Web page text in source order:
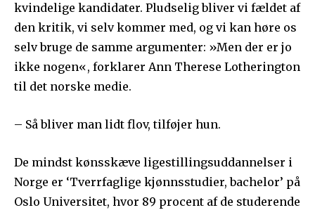
kvindelige kandidater. Pludselig bliver vi fældet af
den kritik, vi selv kommer med, og vi kan høre os
selv bruge de samme argumenter: »Men der er jo
ikke nogen«, forklarer Ann Therese Lotherington
til det norske medie.
– Så bliver man lidt flov, tilføjer hun.
De mindst kønsskæve ligestillingsuddannelser i
Norge er ‘Tverrfaglige kjønnsstudier, bachelor’ på
Oslo Universitet, hvor 89 procent af de studerende